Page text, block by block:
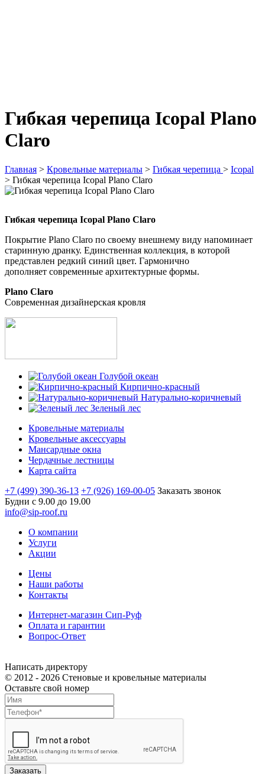
Гибкая черепица Icopal Plano
Claro
Главная > Кровельные материалы > Гибкая черепица > Icopal
> Гибкая черепица Icopal Plano Claro
Гибкая черепица Icopal Plano Claro
Покрытие Plano Claro по своему внешнему виду напоминает
старинную дранку. Единственная коллекция, в которой
представлен редкий синий цвет. Гармонично
дополняет современные архитектурные формы.
Plano Claro
Современная дизайнерская кровля
Голубой океан
Кирпично-красный
Натурально-коричневый
Зеленый лес
Кровельные материалы
Кровельные аксессуары
Мансардные окна
Чердачные лестницы
Карта сайта
+7 (499) 390-36-13 +7 (926) 169-00-05 Заказать звонок
Будни с 9.00 до 19.00
info@sip-roof.ru
О компании
Услуги
Акции
Цены
Наши работы
Контакты
Интернет-магазин Сип-Руф
Оплата и гарантии
Вопрос-Ответ
Написать директору
© 2012 - 2026 Стеновые и кровельные материалы
Оставьте свой номер